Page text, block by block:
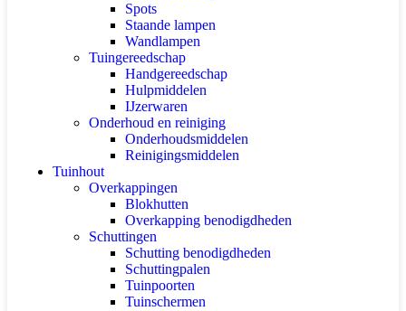
Spots
Staande lampen
Wandlampen
Tuingereedschap
Handgereedschap
Hulpmiddelen
IJzerwaren
Onderhoud en reiniging
Onderhoudsmiddelen
Reinigingsmiddelen
Tuinhout
Overkappingen
Blokhutten
Overkapping benodigdheden
Schuttingen
Schutting benodigdheden
Schuttingpalen
Tuinpoorten
Tuinschermen